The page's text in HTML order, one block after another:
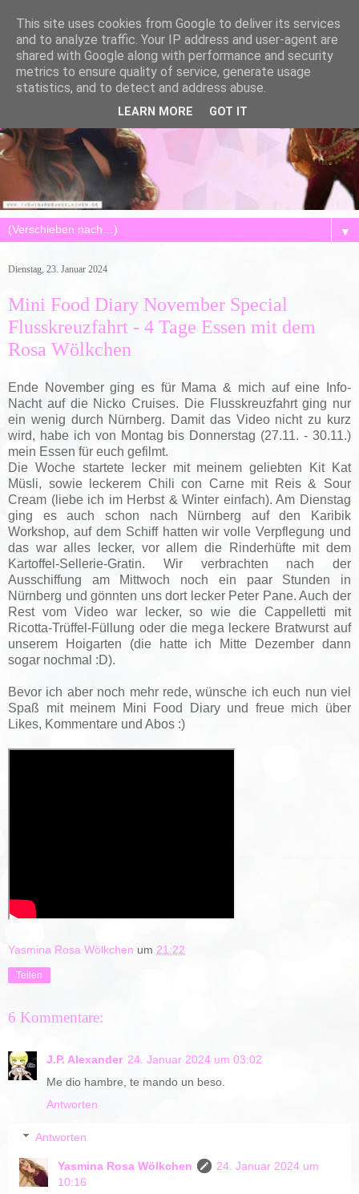
▼
Dienstag, 23. Januar 2024
Mini Food Diary November Special
Flusskreuzfahrt - 4 Tage Essen mit dem
Rosa Wölkchen
Ende November ging es für Mama & mich auf eine Info-
Nacht auf die Nicko Cruises. Die Flusskreuzfahrt ging nur
ein wenig durch Nürnberg. Damit das Video nicht zu kurz
wird, habe ich von Montag bis Donnerstag (27.11. - 30.11.)
mein Essen für euch gefilmt.
Die Woche startete lecker mit meinem geliebten Kit Kat
Müsli, sowie leckerem Chili con Carne mit Reis & Sour
Cream (liebe ich im Herbst & Winter einfach). Am Dienstag
ging es auch schon nach Nürnberg auf den Karibik
Workshop, auf dem Schiff hatten wir volle Verpflegung und
das war alles lecker, vor allem die Rinderhüfte mit dem
Kartoffel-Sellerie-Gratin. Wir verbrachten nach der
Ausschiffung am Mittwoch noch ein paar Stunden in
Nürnberg und gönnten uns dort lecker Peter Pane. Auch der
Rest vom Video war lecker, so wie die Cappelletti mit
Ricotta-Trüffel-Füllung oder die mega leckere Bratwurst auf
unserem Hoigarten (die hatte ich Mitte Dezember dann
sogar nochmal :D).
Bevor ich aber noch mehr rede, wünsche ich euch nun viel
Spaß mit meinem Mini Food Diary und freue mich über
Likes, Kommentare und Abos :)
Yasmina Rosa Wölkchen um 21:22
Teilen
6 Kommentare:
J.P. Alexander 24. Januar 2024 um 03:02
Me dio hambre, te mando un beso.
Antworten
Antworten
Yasmina Rosa Wölkchen
24. Januar 2024 um
10:16
This site uses cookies from Google to deliver its services
and to analyze traffic. Your IP address and user-agent are
shared with Google along with performance and security
metrics to ensure quality of service, generate usage
statistics, and to detect and address abuse.
LEARN MORE GOT IT